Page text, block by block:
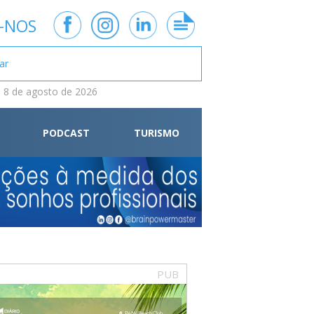
8 de agosto de 2026
PODCAST TURISMO
PUB